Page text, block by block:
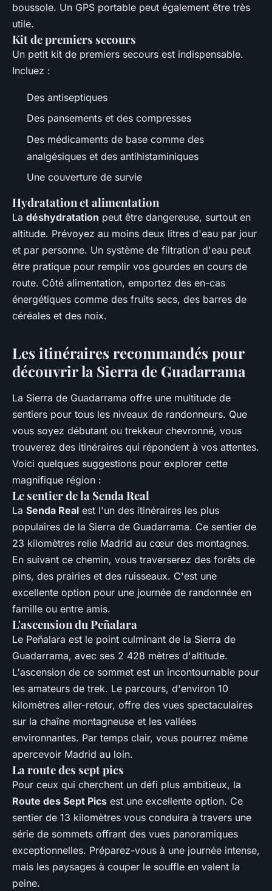
boussole. Un GPS portable peut également être très
utile.
Kit de premiers secours
Un petit kit de premiers secours est indispensable.
Incluez :
Des antiseptiques
Des pansements et des compresses
Des médicaments de base comme des
analgésiques et des antihistaminiques
Une couverture de survie
Hydratation et alimentation
La déshydratation peut être dangereuse, surtout en
altitude. Prévoyez au moins deux litres d'eau par jour
et par personne. Un système de filtration d'eau peut
être pratique pour remplir vos gourdes en cours de
route. Côté alimentation, emportez des en-cas
énergétiques comme des fruits secs, des barres de
céréales et des noix.
Les itinéraires recommandés pour
découvrir la Sierra de Guadarrama
La Sierra de Guadarrama offre une multitude de
sentiers pour tous les niveaux de randonneurs. Que
vous soyez débutant ou trekkeur chevronné, vous
trouverez des itinéraires qui répondent à vos attentes.
Voici quelques suggestions pour explorer cette
magnifique région :
Le sentier de la Senda Real
La Senda Real est l'un des itinéraires les plus
populaires de la Sierra de Guadarrama. Ce sentier de
23 kilomètres relie Madrid au cœur des montagnes.
En suivant ce chemin, vous traverserez des forêts de
pins, des prairies et des ruisseaux. C'est une
excellente option pour une journée de randonnée en
famille ou entre amis.
L'ascension du Peñalara
Le Peñalara est le point culminant de la Sierra de
Guadarrama, avec ses 2 428 mètres d'altitude.
L'ascension de ce sommet est un incontournable pour
les amateurs de trek. Le parcours, d'environ 10
kilomètres aller-retour, offre des vues spectaculaires
sur la chaîne montagneuse et les vallées
environnantes. Par temps clair, vous pourrez même
apercevoir Madrid au loin.
La route des sept pics
Pour ceux qui cherchent un défi plus ambitieux, la
Route des Sept Pics est une excellente option. Ce
sentier de 13 kilomètres vous conduira à travers une
série de sommets offrant des vues panoramiques
exceptionnelles. Préparez-vous à une journée intense,
mais les paysages à couper le souffle en valent la
peine.